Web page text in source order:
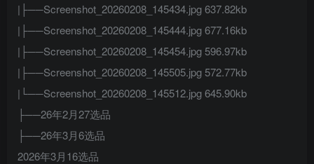
|├──Screenshot_20260208_145434.jpg 637.82kb
|├──Screenshot_20260208_145444.jpg 677.16kb
|├──Screenshot_20260208_145454.jpg 596.97kb
|├──Screenshot_20260208_145505.jpg 572.77kb
|└──Screenshot_20260208_145512.jpg 645.90kb
├──26年2月27选品
├──26年3月6选品
2026年3月16选品